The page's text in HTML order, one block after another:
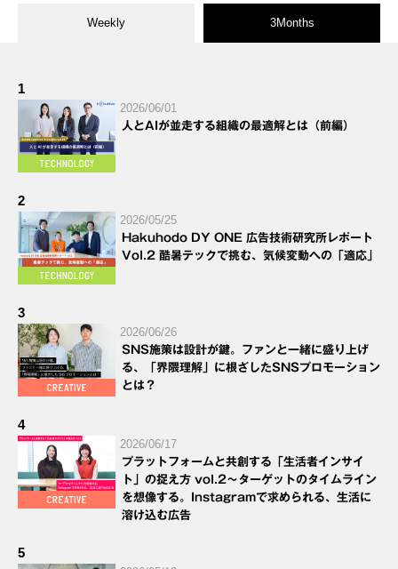
Weekly 3Months
1
2026/06/01
人とAIが並走する組織の最適解とは（前編）
2
2026/05/25
Hakuhodo DY ONE 広告技術研究所レポート
Vol.2 酷暑テックで挑む、気候変動への「適応」
3
2026/06/26
SNS施策は設計が鍵。ファンと一緒に盛り上げ
る、「界隈理解」に根ざしたSNSプロモーション
とは？
4
2026/06/17
プラットフォームと共創する「生活者インサイ
ト」の捉え方 vol.2～ターゲットのタイムライン
を想像する。Instagramで求められる、生活に
溶け込む広告
5